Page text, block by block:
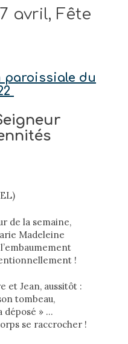
avril, Fête
paroissiale du
de la semaine,
Madeleine
!
et Jean, aussitôt :
tombeau,
déposé » …
se raccrocher !